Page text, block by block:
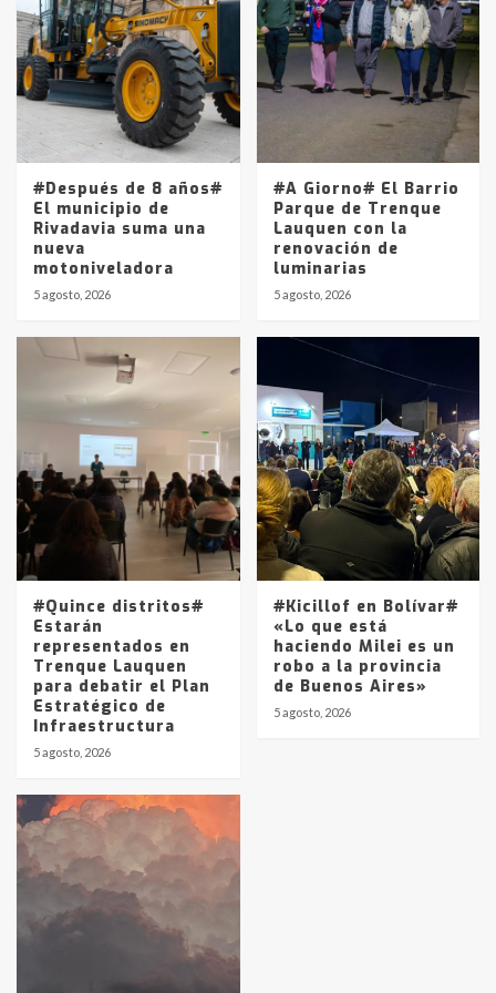
4
joven de Trenque Lauquen
5
Los precios de los combustibles en
La Pampa, desde YPF hasta Axion
entre 857 a 1338 pesos
#Después de 8 años#
El municipio de
Rivadavia suma una
nueva
motoniveladora
5 agosto, 2026
#A Giorno# El Barrio
Parque de Trenque
Lauquen con la
renovación de
luminarias
5 agosto, 2026
#Quince distritos#
Estarán
representados en
Trenque Lauquen
para debatir el Plan
Estratégico de
Infraestructura
5 agosto, 2026
#Kicillof en Bolívar#
«Lo que está
haciendo Milei es un
robo a la provincia
de Buenos Aires»
5 agosto, 2026